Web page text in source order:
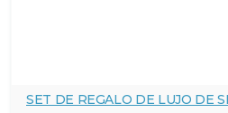
SET DE REGALO DE LUJO DE